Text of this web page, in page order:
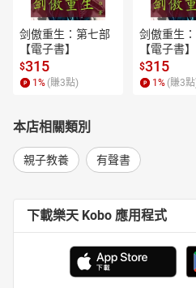
剑傲重生：第七部
【電子書】
$315
1 % (賺3點)
剑傲重生
【電子書】
$315
1 % (賺3
本店相關類別
親子教養 有聲書
下載樂天 Kobo 應用程式